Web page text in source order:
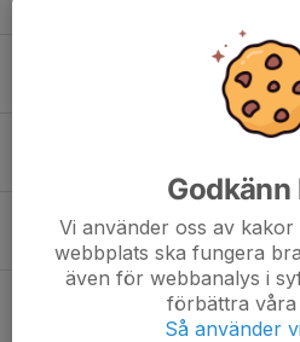
Ridskolans aktiviteter
Vi startar ny grupp med
Välkomna på vår
30 jul, 23:01
Hemma igen !
27 jul, 10:19
Godkänn
Vi använder oss av
webbplats ska fungera
även för webbanalys i
förbättra våra
Så använder